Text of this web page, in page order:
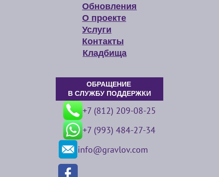
Обновления
О проекте
Услуги
Контакты
Кладбища
ОБРАЩЕНИЕ
В СЛУЖБУ ПОДДЕРЖКИ
+7 (812) 209-08-25
+7 (993) 484-27-34
info@gravlov.com